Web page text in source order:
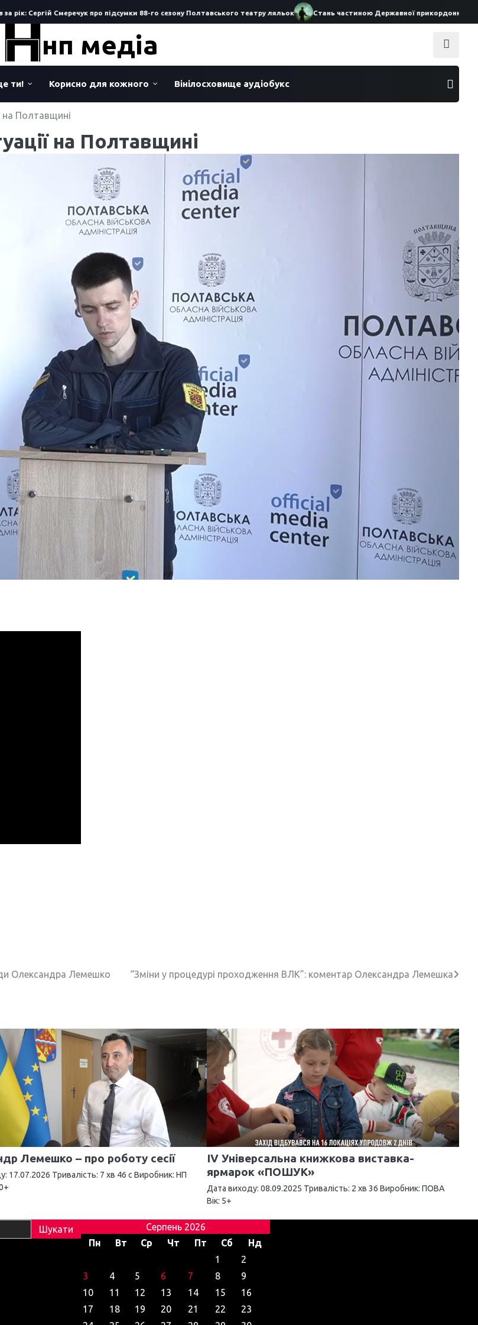
Сергій Смеречук про підсумки 88-го сезону Полтавського театру ляльок Стань частиною Державної прикордонної служби
нп медіа
ти! Корисно для кожного Вінілосховище аудіобукс
на Полтавщині
на Полтавщині
Олександра Лемешко “Зміни у процедурі проходження ВЛК”: коментар Олександра Лемешка
Лемешко – про роботу сесії
17.07.2026 Тривалість: 7 хв 46 c Виробник: НП
ІV Універсальна книжкова виставка-
ярмарок «ПОШУК»
Дата виходу: 08.09.2025 Тривалість: 2 хв 36 Виробник: ПОВА
Вік: 5+
Серпень 2026
Пн
Вт Ср Чт Пт Сб
Нд
1
2
3
4 5 6 7 8
9
10
11 12 13 14 15
16
17
18 19 20 21 22
23